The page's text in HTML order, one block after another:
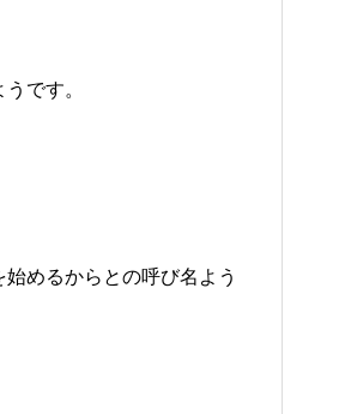
です。
めるからとの呼び名よう